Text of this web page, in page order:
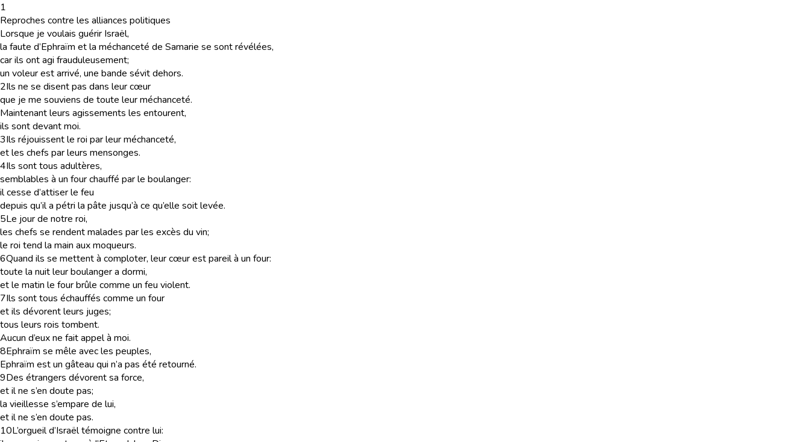
1
Reproches contre les alliances politiques
Lorsque je voulais guérir Israël,
la faute d’Ephraïm et la méchanceté de Samarie se sont révélées,
car ils ont agi frauduleusement;
un voleur est arrivé, une bande sévit dehors.
2Ils ne se disent pas dans leur cœur
que je me souviens de toute leur méchanceté.
Maintenant leurs agissements les entourent,
ils sont devant moi.
3Ils réjouissent le roi par leur méchanceté,
et les chefs par leurs mensonges.
4Ils sont tous adultères,
semblables à un four chauffé par le boulanger:
il cesse d’attiser le feu
depuis qu’il a pétri la pâte jusqu’à ce qu’elle soit levée.
5Le jour de notre roi,
les chefs se rendent malades par les excès du vin;
le roi tend la main aux moqueurs.
6Quand ils se mettent à comploter, leur cœur est pareil à un four:
toute la nuit leur boulanger a dormi,
et le matin le four brûle comme un feu violent.
7Ils sont tous échauffés comme un four
et ils dévorent leurs juges;
tous leurs rois tombent.
Aucun d’eux ne fait appel à moi.
8Ephraïm se mêle avec les peuples,
Ephraïm est un gâteau qui n’a pas été retourné.
9Des étrangers dévorent sa force,
et il ne s’en doute pas;
la vieillesse s’empare de lui,
et il ne s’en doute pas.
10L’orgueil d’Israël témoigne contre lui: